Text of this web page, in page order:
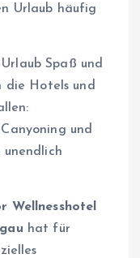
Urlaub häufig
Spaß und
die Hotels und
und
Wellnesshotel
hat für